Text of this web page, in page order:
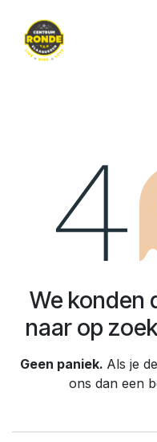
Fout 404
We konden
naar op
Geen paniek. Als je
ons dan een